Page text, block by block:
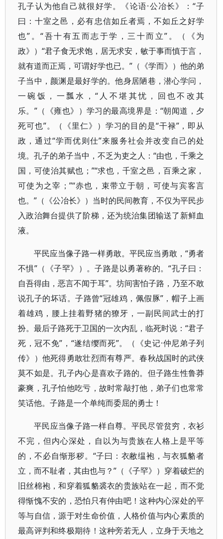
孔子认为他自己就很好学。《论语·公冶长》：“子
曰：十室之邑，必有忠信如丘者焉，不如丘之好学
也”。“吾十有五而志于学，三十而立”。（《为
政》）“君子食无求饱，居无求安，敏于事而慎于言，
就有道而正焉，可谓好学也已。”（《学而》）他的弟
子当中，颜渊是最好学的。他身居陋巷，潜心学问，
一碗饭，一瓢水，“人不堪其忧，回也不改其
乐。”（《雍也》）学习的最高境界是：“朝闻道，夕
死可也”。（《里仁》）学习的目的是“干禄”，即从
政，通过“学而优则仕”来服务社会并改变自己的处
境。孔子的弟子当中，不乏为吏之人：“由也，千乘之
国，可使治其赋也；”“求也，千室之邑，百乘之家，
可使为之宰；”“赤也，束带立于朝，可使与宾客言
也。”（《公冶长》）当时的民间教育，不仅为平民步
入政治舞台提供了阶梯，还为统治集团输送了新鲜血
液。
平民应当像子路一样勇敢。平民应当勇敢，“勇者
不惧”（《子罕》）。子路是以勇著称的。“孔子曰：
自吾得由，恶言不闻于耳”。坊间害怕子路，乃至不敢
说孔子的坏话。子路曾“冠雄鸡，佩假豚”，帽子上画
着雄鸡，腰上挂着野猪的獠牙，一副民间武士的打
扮。最后子路死于卫国的一次内乱，临死时说：“君子
死，冠不免”，“遂结缨而死”。（《史记·仲尼弟子列
传》）他死得勇敢壮烈而有尊严。春秋战国时的武侠
莫不如是。孔子内心是喜欢子路的。但子路生性鲁莽
豪爽，孔子怕他吃亏，故时常敲打他，弟子们也常常
笑话他。子路是一个单纯而委屈的勇士！
平民应当像子路一样自尊。平民尽管贫穷，衣衫
不完，但内心深处，自以为与贵族在人格上是平等
的，不必自惭形秽。“子曰：衣敝缊袍，与衣狐貉者
立，而不耻者，其由也与？”（《子罕》）穿着破烂的
旧丝棉袍，和穿着狐貉裘衣的贵族站在一起，而不觉
得惭愧不安的，恐怕只有仲由吧！这种内心深处的平
等与自信，源于对生命价值，人格价值与内心素质的
最高评判和终极期待！这种旁若无人，立身于天地之